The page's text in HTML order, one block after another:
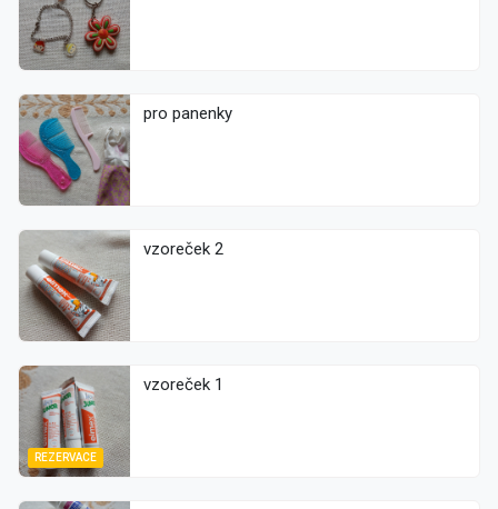
pro panenky
vzoreček 2
REZERVACE
vzoreček 1